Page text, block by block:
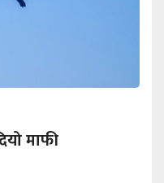
माफी